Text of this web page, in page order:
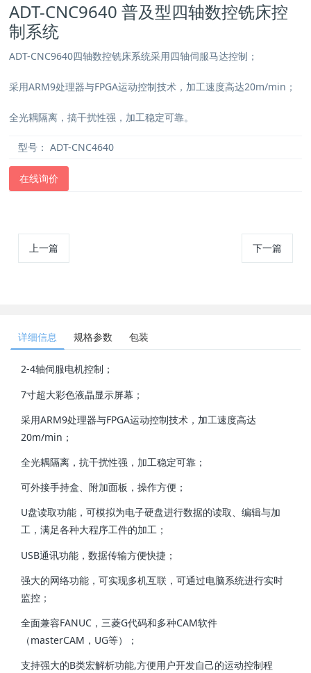
ADT-CNC9640 普及型四轴数控铣床控
制系统
ADT-CNC9640四轴数控铣床系统采用四轴伺服马达控制；
采用ARM9处理器与FPGA运动控制技术，加工速度高达20m/min；
全光耦隔离，搞干扰性强，加工稳定可靠。
型号： ADT-CNC4640
在线询价
上一篇 下一篇
详细信息 规格参数 包装
2-4轴伺服电机控制；
7寸超大彩色液晶显示屏幕；
采用ARM9处理器与FPGA运动控制技术，加工速度高达
20m/min；
全光耦隔离，抗干扰性强，加工稳定可靠；
可外接手持盒、附加面板，操作方便；
U盘读取功能，可模拟为电子硬盘进行数据的读取、编辑与加
工，满足各种大程序工件的加工；
USB通讯功能，数据传输方便快捷；
强大的网络功能，可实现多机互联，可通过电脑系统进行实时
监控；
全面兼容FANUC，三菱G代码和多种CAM软件
（masterCAM，UG等）；
支持强大的B类宏解析功能,方便用户开发自己的运动控制程